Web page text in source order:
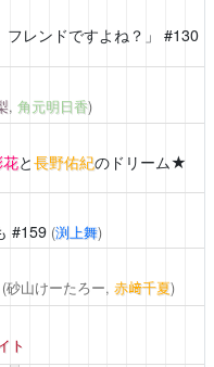
レンドですよね？」 #130
, 角元明日香)
と長野佑紀のドリーム★
#159 (渕上舞)
(砂山けーたろー, 赤﨑千夏)
ト